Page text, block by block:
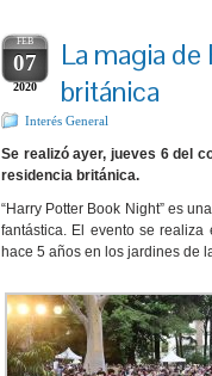
FEB
07
2020
La magia
británica
Interés General
Se realizó ayer, jueves 6 del
residencia británica.
“Harry Potter Book Night” es
fantástica. El evento se
hace 5 años en los jardines de